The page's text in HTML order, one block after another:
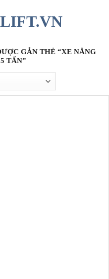
GẮN THẺ “XE NÂNG
TẤN”